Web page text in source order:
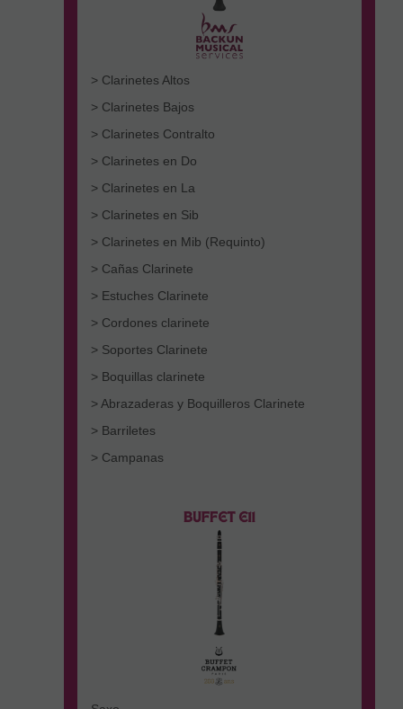
> Clarinetes Altos
> Clarinetes Bajos
> Clarinetes Contralto
> Clarinetes en Do
> Clarinetes en La
> Clarinetes en Sib
> Clarinetes en Mib (Requinto)
> Cañas Clarinete
> Estuches Clarinete
> Cordones clarinete
> Soportes Clarinete
> Boquillas clarinete
> Abrazaderas y Boquilleros Clarinete
> Barriletes
> Campanas